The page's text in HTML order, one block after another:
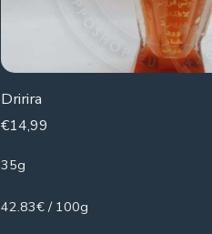
Dririra
€14,99
35g
42.83€ / 100g